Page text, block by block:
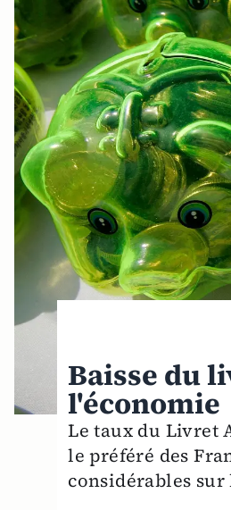
Baisse du
l'économie
Le taux du Livret
le préféré des
considérables